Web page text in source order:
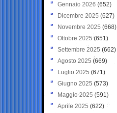
Gennaio 2026 (652)
Dicembre 2025 (627)
Novembre 2025 (668)
Ottobre 2025 (651)
Settembre 2025 (662)
Agosto 2025 (669)
Luglio 2025 (671)
Giugno 2025 (573)
Maggio 2025 (591)
Aprile 2025 (622)